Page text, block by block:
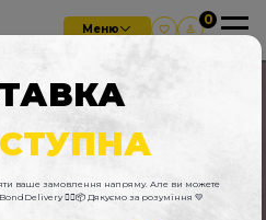
ваше замовлення напряму. Але ви можете
🚴‍♂️📦 Дякуємо за розуміння 💛
Меню